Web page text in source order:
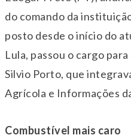
do comando da
posto desde o início do
Lula, passou o cargo
Silvio Porto, que
Agrícola e Informações
Combustível mais caro